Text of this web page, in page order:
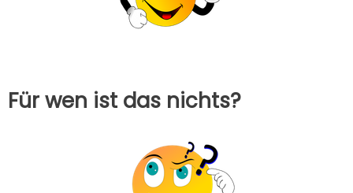
Für wen ist das nichts?